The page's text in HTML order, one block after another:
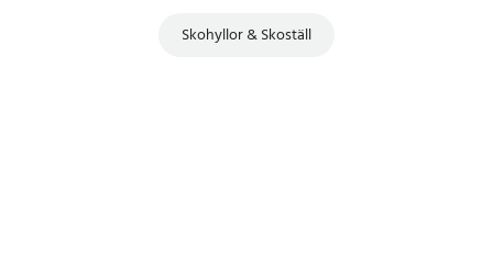
Skohyllor & Skoställ